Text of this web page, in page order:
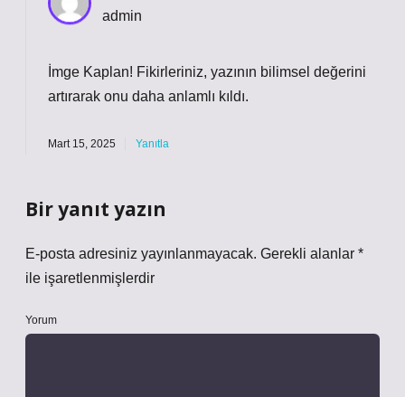
admin
İmge Kaplan! Fikirleriniz, yazının bilimsel değerini
artırarak onu daha anlamlı kıldı.
Mart 15, 2025 Yanıtla
Bir yanıt yazın
E-posta adresiniz yayınlanmayacak. Gerekli alanlar *
ile işaretlenmişlerdir
Yorum